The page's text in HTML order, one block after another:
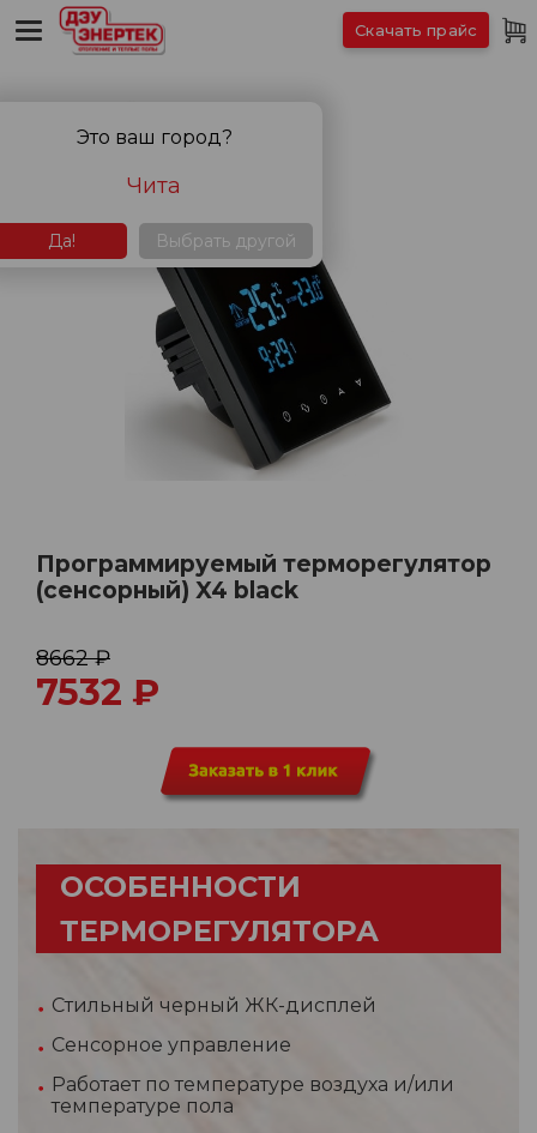
Программируемый терморегулятор
(сенсорный) X4 black
8662 ₽
7532 ₽
ОСОБЕННОСТИ
ТЕРМОРЕГУЛЯТОРА
Стильный черный ЖК-дисплей
Сенсорное управление
Работает по температуре воздуха и/или
температуре пола
Скачать прайс
Это ваш город?
Чита
Да! Выбрать другой